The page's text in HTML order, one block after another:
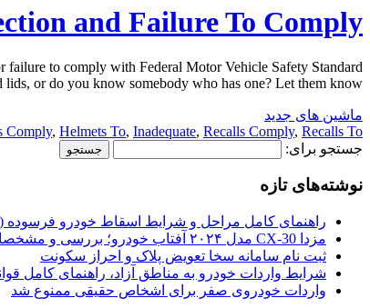
and Failure To Comply
to comply with Federal Motor Vehicle Safety Standard
or do you know somebody who has one? Let them know […]
ماشین های جدید
Comply, Helmets To, Inadequate, Recalls Comply, Recalls To
جستجو برای:
نوشته‌های تازه
راهنمای کامل مراحل و شرایط اسقاط خودرو فرسوده (14 مرداد 1405)
مزدا CX-30 مدل ۲۰۲۴ آفتاب خودرو؛ بررسی و مشخصات فنی
ثبت نام سامانه سخا تعویض پلاک و احراز سکونت
شرایط واردات خودرو به مناطق آزاد، راهنمای کامل
واردات خودروی صفر برای اشخاص حقیقی ممنوع شد